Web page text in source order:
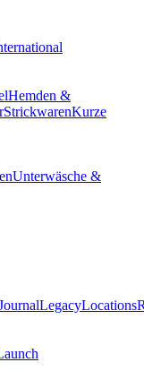
Hemden &
StrickwarenKurze